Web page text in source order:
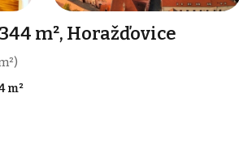
m², Horažďovice
m²